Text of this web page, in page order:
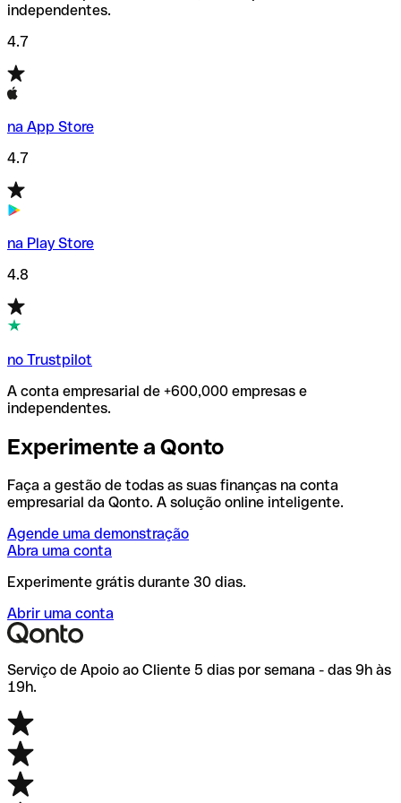
independentes.
4.7
na App Store
4.7
na Play Store
4.8
no Trustpilot
A conta empresarial de +600,000 empresas e
independentes.
Experimente a Qonto
Faça a gestão de todas as suas finanças na conta
empresarial da Qonto. A solução online inteligente.
Agende uma demonstração
Abra uma conta
Experimente grátis durante 30 dias.
Abrir uma conta
Serviço de Apoio ao Cliente 5 dias por semana - das 9h às
19h.